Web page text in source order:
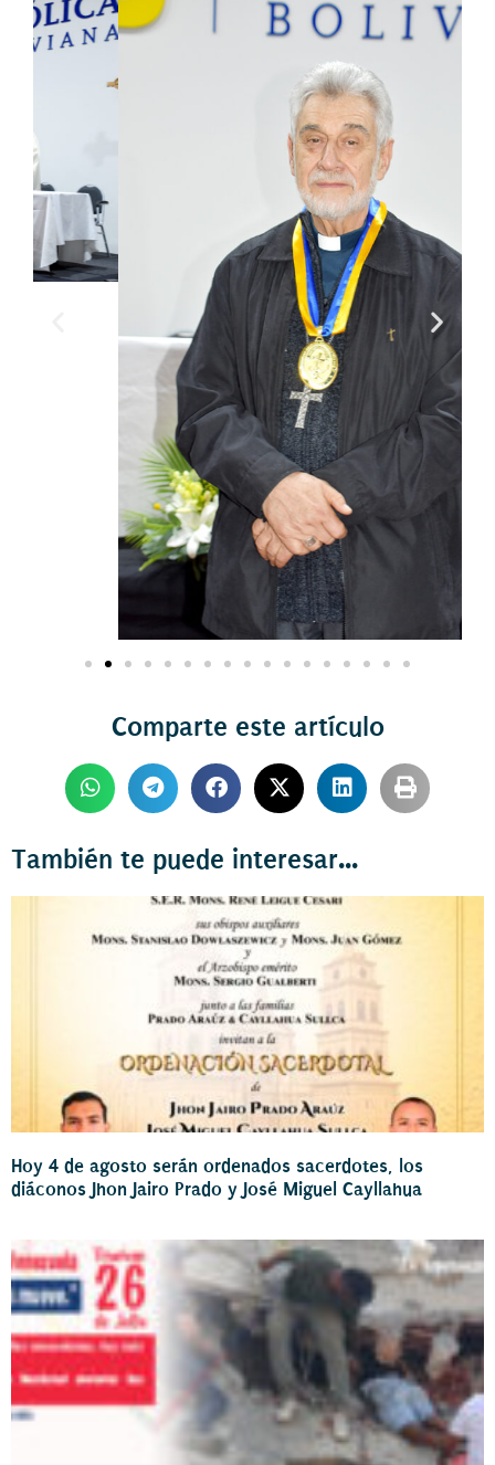
Comparte este artículo
También te puede interesar...
Hoy 4 de agosto serán ordenados sacerdotes, los
diáconos Jhon Jairo Prado y José Miguel Cayllahua